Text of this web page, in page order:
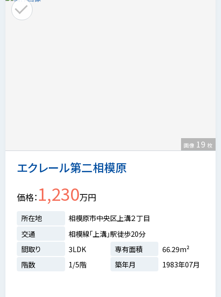
エクレール第二相模原
画像 19 枚
価格 1,230万円
所在地
相模原市中央区上溝２丁目
交通
相模線「上溝」駅徒歩20分
間取り
3LDK 専有面積
66.29m²
階数
1/5階 築年月 1983年07月